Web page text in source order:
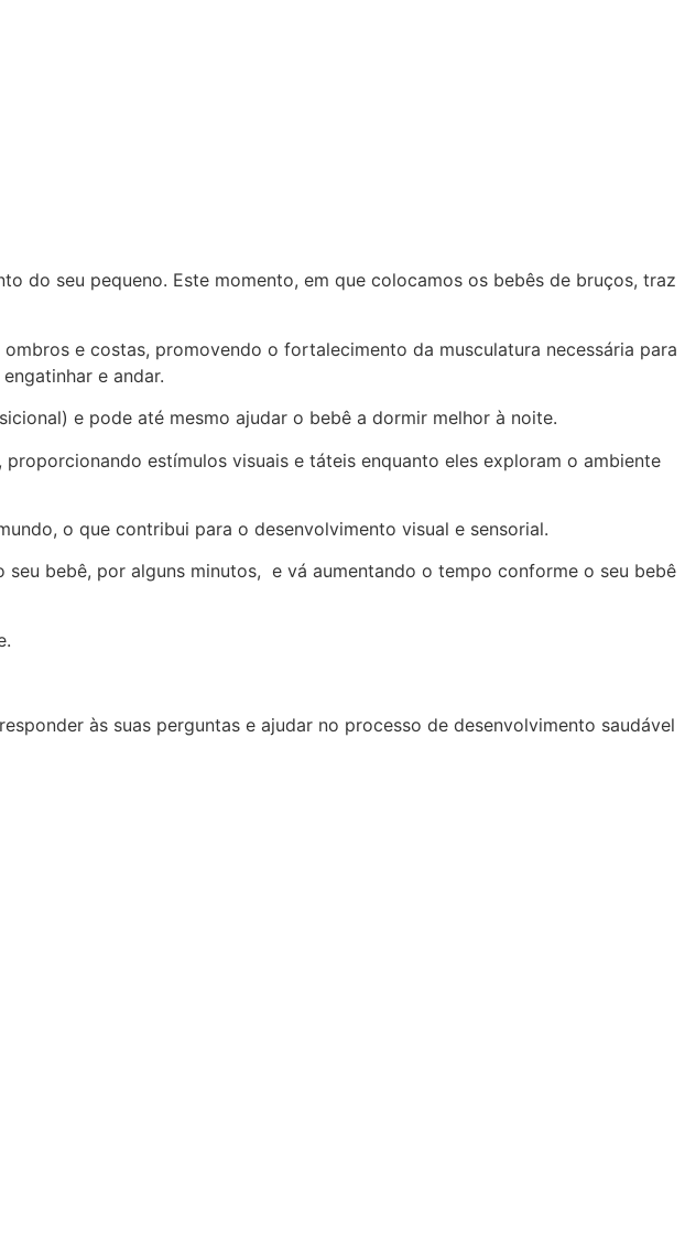
do seu pequeno. Este momento, em que colocamos os bebês de bruços, traz
e costas, promovendo o fortalecimento da musculatura necessária para
e andar.
e pode até mesmo ajudar o bebê a dormir melhor à noite.
estímulos visuais e táteis enquanto eles exploram o ambiente
o que contribui para o desenvolvimento visual e sensorial.
bebê, por alguns minutos, e vá aumentando o tempo conforme o seu bebê
às suas perguntas e ajudar no processo de desenvolvimento saudável